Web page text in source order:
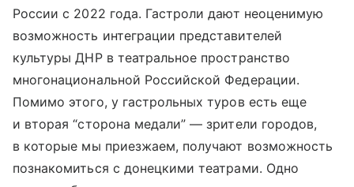
России с 2022 года. Гастроли дают неоценимую
возможность интеграции представителей
культуры ДНР в театральное пространство
многонациональной Российской Федерации.
Помимо этого, у гастрольных туров есть еще
и вторая “сторона медали” — зрители городов,
в которые мы приезжаем, получают возможность
познакомиться с донецкими театрами. Одно